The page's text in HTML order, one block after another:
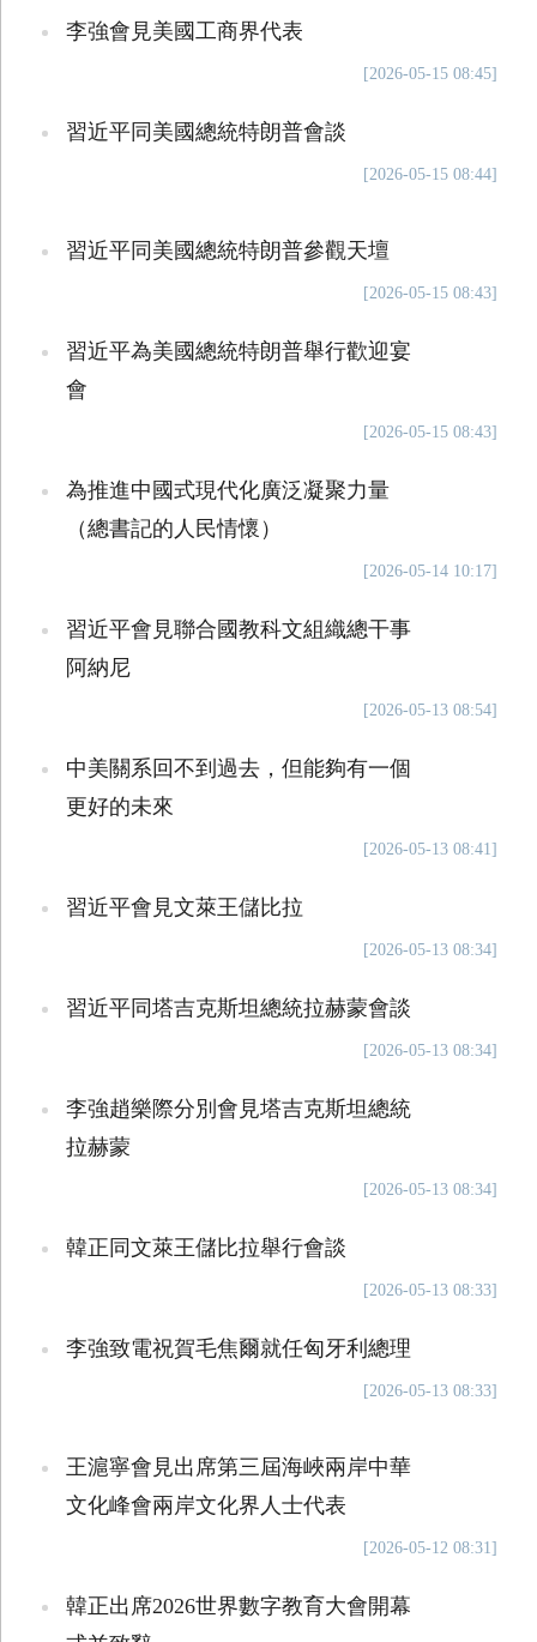
李強會見美國工商界代表
[2026-05-15 08:45]
習近平同美國總統特朗普會談
[2026-05-15 08:44]
習近平同美國總統特朗普參觀天壇
[2026-05-15 08:43]
習近平為美國總統特朗普舉行歡迎宴
會
[2026-05-15 08:43]
為推進中國式現代化廣泛凝聚力量
（總書記的人民情懷）
[2026-05-14 10:17]
習近平會見聯合國教科文組織總干事
阿納尼
[2026-05-13 08:54]
中美關系回不到過去，但能夠有一個
更好的未來
[2026-05-13 08:41]
習近平會見文萊王儲比拉
[2026-05-13 08:34]
習近平同塔吉克斯坦總統拉赫蒙會談
[2026-05-13 08:34]
李強趙樂際分別會見塔吉克斯坦總統
拉赫蒙
[2026-05-13 08:34]
韓正同文萊王儲比拉舉行會談
[2026-05-13 08:33]
李強致電祝賀毛焦爾就任匈牙利總理
[2026-05-13 08:33]
王滬寧會見出席第三屆海峽兩岸中華
文化峰會兩岸文化界人士代表
[2026-05-12 08:31]
韓正出席2026世界數字教育大會開幕